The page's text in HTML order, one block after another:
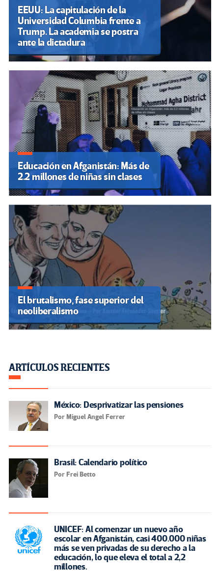
EEUU: La capitulación de la
Universidad Columbia frente a
Trump. La academia se postra
ante la dictadura
Educación en Afganistán: Más de
2.2 millones de niñas sin clases
El brutalismo, fase superior del
neoliberalismo
ARTÍCULOS RECIENTES
México: Desprivatizar las pensiones
Por Miguel Angel Ferrer
Brasil: Calendario político
Por Frei Betto
UNICEF: Al comenzar un nuevo año
escolar en Afganistán, casi 400.000 niñas
más se ven privadas de su derecho a la
educación, lo que eleva el total a 2,2
millones.